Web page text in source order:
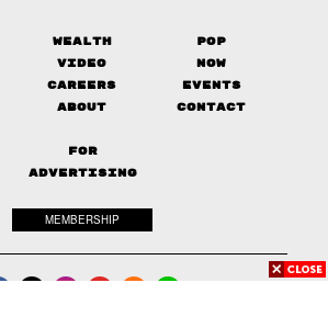
Wealth
Pop
Video
Now
Careers
Events
About Contact
FOR
ADVERTISING
MEMBERSHIP